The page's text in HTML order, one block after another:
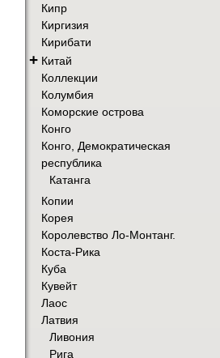
Кипр
Киргизия
Кирибати
+ Китай
Коллекции
Колумбия
Коморские острова
Конго
Конго, Демократическая
республика
Катанга
Копии
Корея
Королевство Ло-Монтанг.
Коста-Рика
Куба
Кувейт
Лаос
Латвия
Ливония
Рига